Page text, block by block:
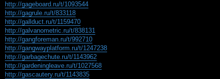
http://gageboard.ru/t/1093544
http://gagrule.ru/t/833118
http://gallduct.ru/t/1159470
http://galvanometric.ru/t/838131
http://gangforeman.ru/t/992710
http://gangwayplatform.ru/t/1247238
http://garbagechute.ru/t/1143962
http://gardeningleave.ru/t/1027568
http://gascautery.ru/t/1143835